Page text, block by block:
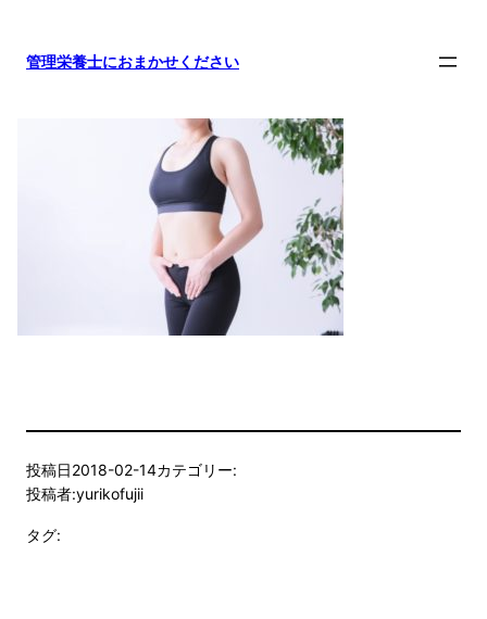
管理栄養士におまかせください
投稿日2018-02-14カテゴリー:
投稿者:yurikofujii
タグ: